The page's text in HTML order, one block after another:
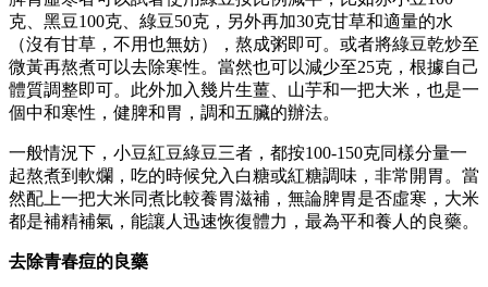
克、黑豆100克、綠豆50克，另外再加30克甘草和適量的水
（沒有甘草，不用也無妨），熬成粥即可。或者將綠豆乾炒至
微黃再熬煮可以去除寒性。當然也可以減少至25克，根據自己
體質調整即可。此外加入幾片生薑、山芋和一把大米，也是一
個中和寒性，健脾和胃，調和五臟的辦法。
一般情況下，小豆紅豆綠豆三者，都按100-150克同樣分量一
起熬煮到軟爛，吃的時候兌入白糖或紅糖調味，非常開胃。當
然配上一把大米同煮比較養胃滋補，無論脾胃是否虛寒，大米
都是補精補氣，能讓人迅速恢復體力，最為平和養人的良藥。
去除青春痘的良藥